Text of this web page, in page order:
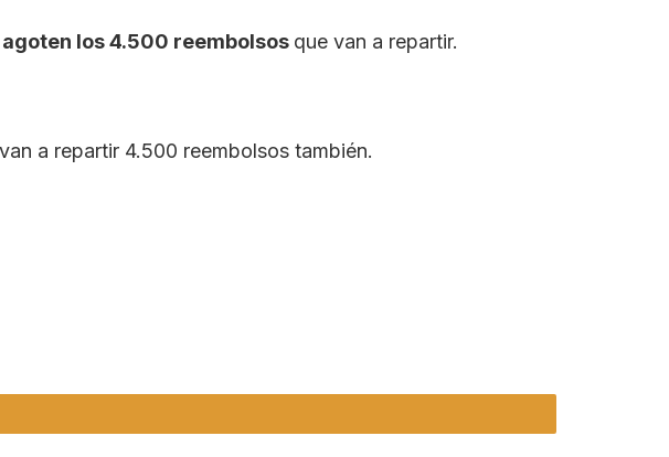
los 4.500 reembolsos que van a repartir.
a repartir 4.500 reembolsos también.